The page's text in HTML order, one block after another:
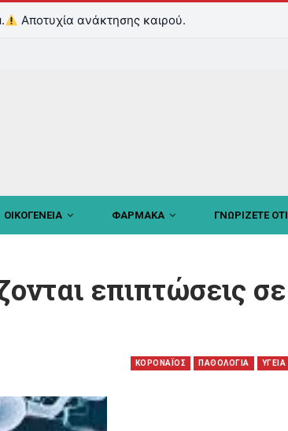
Αποτυχία ανάκτησης καιρού.
ΟΙΚΟΓΕΝΕΙΑ ΦΑΡΜΑΚΑ ΓΝΩΡΙΖΕΤΕ ΟΤΙ
επιπτώσεις σε
KOΡΟΝΑΪΟΣ ΠΑΘΟΛΟΓΙΑ ΥΓΕΙΑ